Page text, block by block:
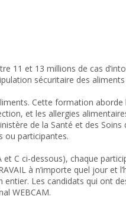
11 et 13 millions de cas
sécuritaire des aliments
Cette formation
et les allergies
de la Santé et des Soins
ou participantes.
C ci-dessous), chaque
à n’importe quel jour et
Les candidats qui ont
WEBCAM.